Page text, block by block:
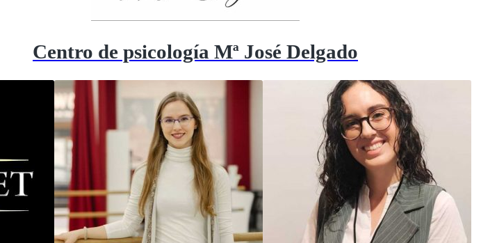
Centro de psicología Mª José Delgado